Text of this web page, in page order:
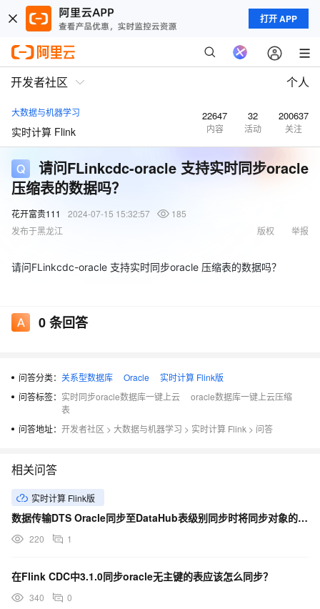
打开 APP
开发者社区 个人
大数据与机器学习
实时计算 Flink
22647
内容
32
活动
200637
关注
请问FLinkcdc-oracle 支持实时同步oracle
压缩表的数据吗？
花开富贵111 2024-07-15 15:32:57
185
发布于黑龙江
举报
版权
请问FLinkcdc-oracle 支持实时同步oracle 压缩表的数据吗？
0条回答
问答分类： 关系型数据库 Oracle
实时计算 Flink版
问答标签： 实时同步oracle数据库一键上云
oracle数据库一键上云压缩
表
问答地址： 开发者社区 > 大数据与机器学习 > 实时计算 Flink > 问答
相关问答
实时计算 Flink版
数据传输DTS Oracle同步至DataHub表级别同步时将同步对象的某张表在源库删除重建后...
220 1
在Flink CDC中3.1.0同步oracle无主键的表应该怎么同步？
340 0